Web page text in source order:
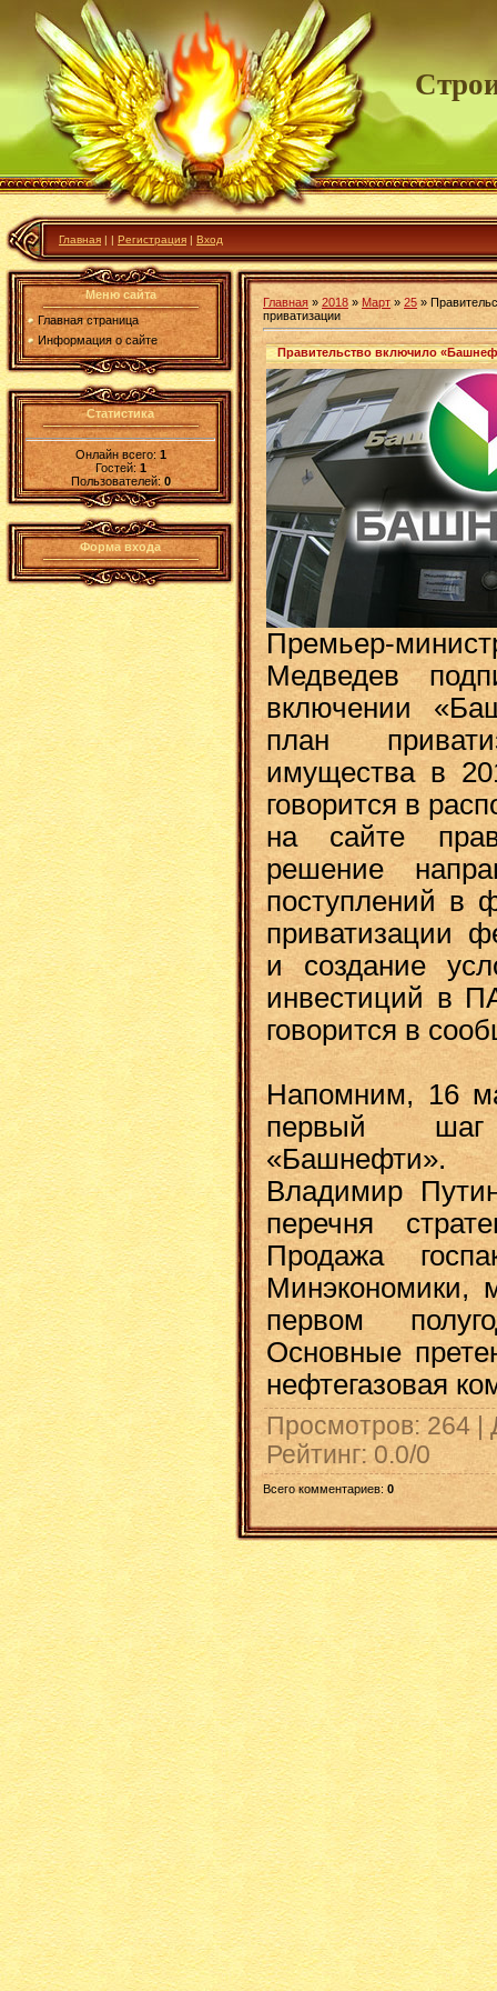
Главная | | Регистрация | Вход
Меню сайта
Главная страница
Информация о сайте
Статистика
Онлайн всего:1
Гостей:1
Пользователей: 0
Форма входа
Главная » 2018 » Март » 25 »
приватизации
Правительство включило
Премьер-
Медведев
включении
план
имущества в
говорится в
на сайте
решение
поступлений в
приватизации
и создание
инвестиций в
говорится в
Напомним, 16
первый
«Башнефти».
Владимир
перечня
Продажа
Минэкономики,
первом
Основные
нефтегазовая
Просмотров: 264 |
Рейтинг: 0.0/0
Всего комментариев: 0